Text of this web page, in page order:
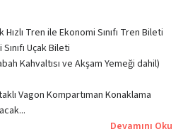
Tren ile Ekonomi Sınıfı Tren Bileti
Uçak Bileti
Kahvaltısı ve Akşam Yemeği dahil)
Vagon Kompartıman Konaklama
Devamını Oku